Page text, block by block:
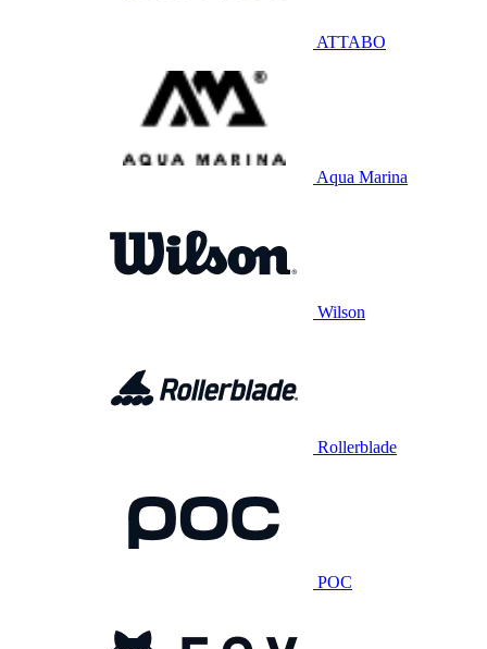
ATTABO
Aqua Marina
Wilson
Rollerblade
POC